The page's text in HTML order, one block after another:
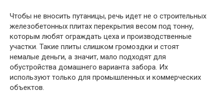
Чтобы не вносить путаницы, речь идет не о строительных
железобетонных плитах перекрытия весом под тонну,
которым любят ограждать цеха и производственные
участки. Такие плиты слишком громоздки и стоят
немалые деньги, а значит, мало подходят для
обустройства домашнего варианта забора. Их
используют только для промышленных и коммерческих
объектов.